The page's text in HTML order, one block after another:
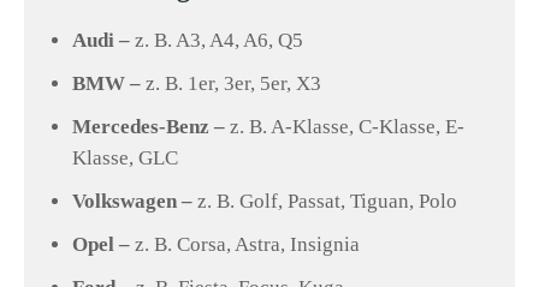
Audi – z. B. A3, A4, A6, Q5
BMW – z. B. 1er, 3er, 5er, X3
Mercedes-Benz – z. B. A-Klasse, C-Klasse, E-
Klasse, GLC
Volkswagen – z. B. Golf, Passat, Tiguan, Polo
Opel – z. B. Corsa, Astra, Insignia